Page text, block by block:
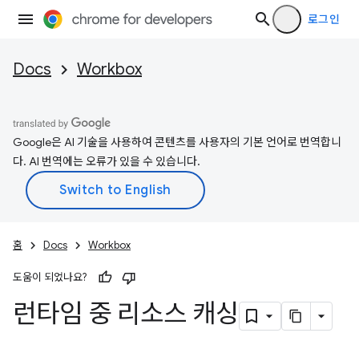
로그인
Docs Workbox
Google은 AI 기술을 사용하여 콘텐츠를 사용자의 기본 언어로 번역합니
다. AI 번역에는 오류가 있을 수 있습니다.
홈 Docs Workbox
도움이 되었나요?
런타임 중 리소스 캐싱